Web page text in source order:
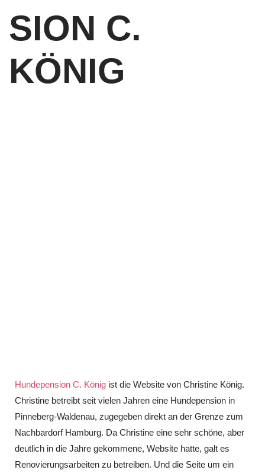
SION C.
KÖNIG
Hundepension C. König ist die Website von Christine König.
Christine betreibt seit vielen Jahren eine Hundepension in
Pinneberg-Waldenau, zugegeben direkt an der Grenze zum
Nachbardorf Hamburg. Da Christine eine sehr schöne, aber
deutlich in die Jahre gekommene, Website hatte, galt es
Renovierungsarbeiten zu betreiben. Und die Seite um ein